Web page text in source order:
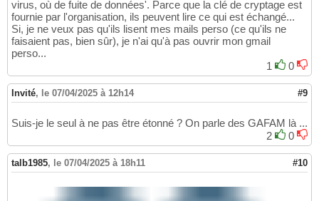
virus, où de fuite de données'. Parce que la clé de cryptage est
fournie par l'organisation, ils peuvent lire ce qui est échangé...
Si, je ne veux pas qu'ils lisent mes mails perso (ce qu'ils ne
faisaient pas, bien sûr), je n'ai qu'à pas ouvrir mon gmail
perso...
1
0
Invité, le 07/04/2025 à 12h14 #9
Suis-je le seul à ne pas être étonné ? On parle des GAFAM là ...
2
0
talb1985, le 07/04/2025 à 18h11 #10